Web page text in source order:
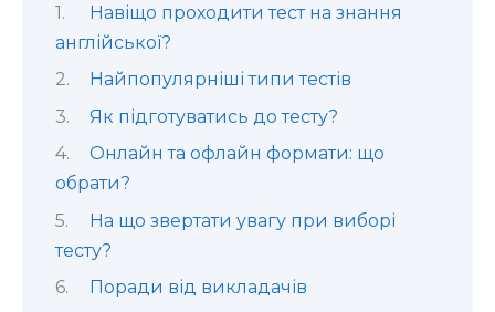
Навіщо проходити тест на знання
англійської?
Найпопулярніші типи тестів
Як підготуватись до тесту?
Онлайн та офлайн формати: що
обрати?
На що звертати увагу при виборі
тесту?
Поради від викладачів